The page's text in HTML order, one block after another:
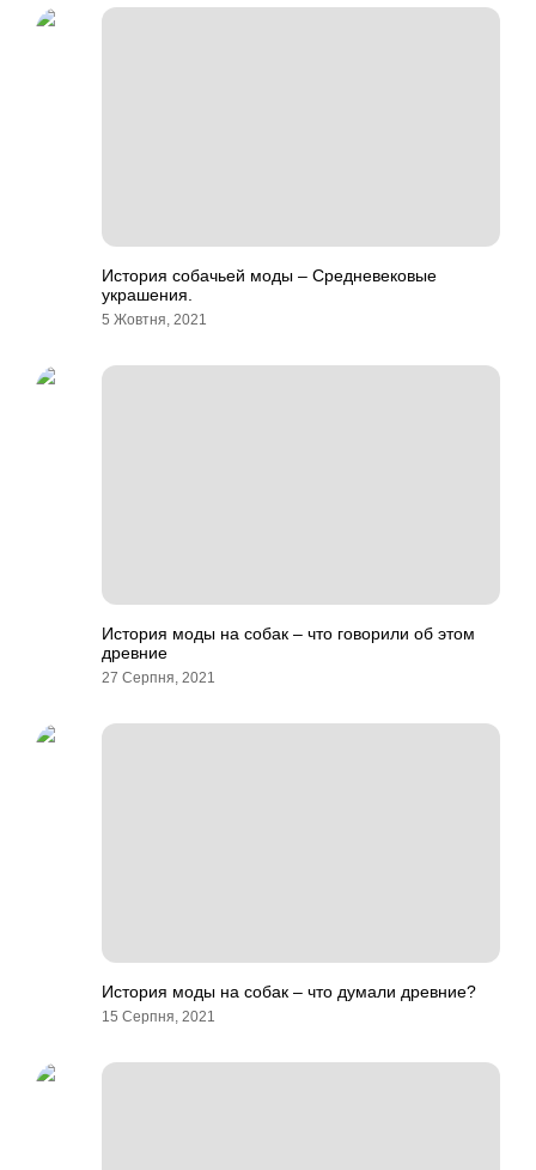
История собачьей моды – Средневековые
украшения.
5 Жовтня, 2021
История моды на собак – что говорили об этом
древние
27 Серпня, 2021
История моды на собак – что думали древние?
15 Серпня, 2021